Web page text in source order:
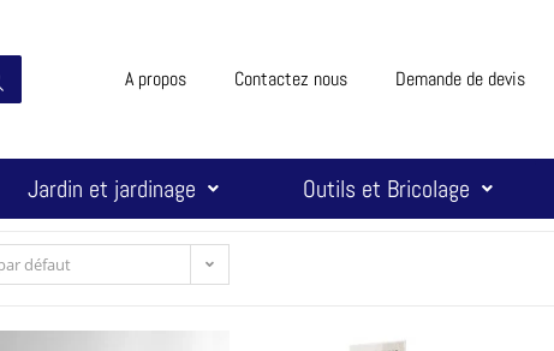
A propos Contactez nous Demande de devis
Jardin et jardinage Outils et Bricolage
défaut